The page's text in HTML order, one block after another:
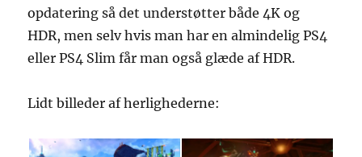
opdatering så det understøtter både 4K og
HDR, men selv hvis man har en almindelig PS4
eller PS4 Slim får man også glæde af HDR.
Lidt billeder af herlighederne: